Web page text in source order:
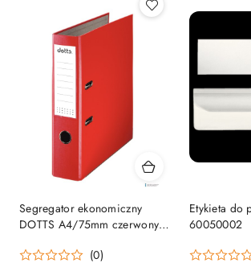
Segregator ekonomiczny
DOTTS A4/75mm czerwony
(0)
Etykieta do
60050002